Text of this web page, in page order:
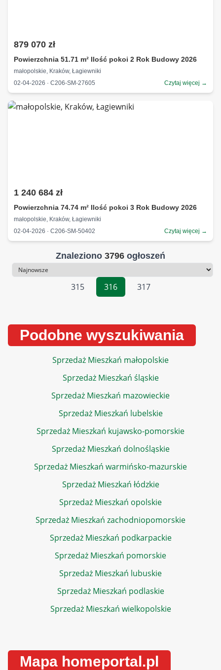
879 070 zł
Powierzchnia 51.71 m² Ilość pokoi 2 Rok Budowy 2026
małopolskie, Kraków, Łagiewniki
02-04-2026 · C206-SM-27605
Czytaj więcej →
1 240 684 zł
Powierzchnia 74.74 m² Ilość pokoi 3 Rok Budowy 2026
małopolskie, Kraków, Łagiewniki
02-04-2026 · C206-SM-50402
Czytaj więcej →
Znaleziono 3796 ogłoszeń
Sortowanie
315
316 317
Podobne wyszukiwania
Sprzedaż Mieszkań małopolskie
Sprzedaż Mieszkań śląskie
Sprzedaż Mieszkań mazowieckie
Sprzedaż Mieszkań lubelskie
Sprzedaż Mieszkań kujawsko-pomorskie
Sprzedaż Mieszkań dolnośląskie
Sprzedaż Mieszkań warmińsko-mazurskie
Sprzedaż Mieszkań łódzkie
Sprzedaż Mieszkań opolskie
Sprzedaż Mieszkań zachodniopomorskie
Sprzedaż Mieszkań podkarpackie
Sprzedaż Mieszkań pomorskie
Sprzedaż Mieszkań lubuskie
Sprzedaż Mieszkań podlaskie
Sprzedaż Mieszkań wielkopolskie
Mapa homeportal.pl